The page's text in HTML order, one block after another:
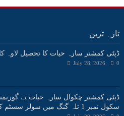
تازہ ترین
ڈپٹی کمشنر سارہ حیات کا تحصیل لاوہ
July 28, 2026 0
ڈپٹی کمشنر چکوال سارہ حیات نے
سکول نمبر 1 تلہ گنگ میں سولر سسٹم کا افتتاح کردیا